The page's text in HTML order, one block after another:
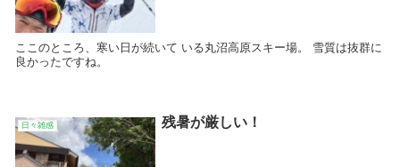
ここのところ、寒い日が続いて いる丸沼高原スキー場。 雪質は抜群に
良かったですね。
日々雑感 残暑が厳しい！